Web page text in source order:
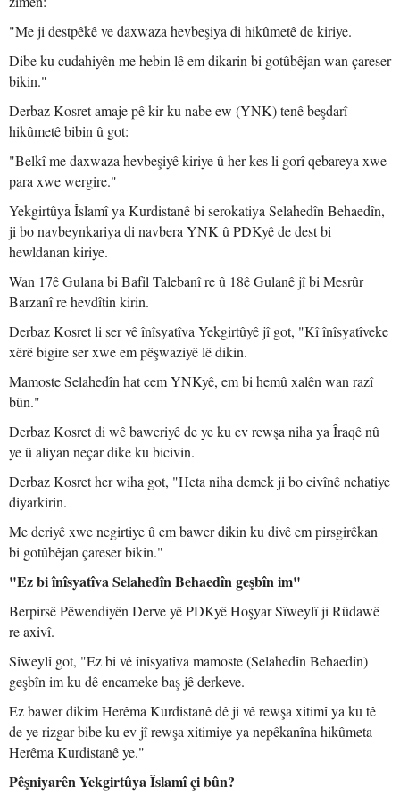
"Me ji destpêkê ve daxwaza hevbeşiya di hikûmetê de kiriye.
Dibe ku cudahiyên me hebin lê em dikarin bi gotûbêjan wan çareser
bikin."
Derbaz Kosret amaje pê kir ku nabe ew (YNK) tenê beşdarî
hikûmetê bibin û got:
"Belkî me daxwaza hevbeşiyê kiriye û her kes li gorî qebareya xwe
para xwe wergire."
Yekgirtûya Îslamî ya Kurdistanê bi serokatiya Selahedîn Behaedîn,
ji bo navbeynkariya di navbera YNK û PDKyê de dest bi
hewldanan kiriye.
Wan 17ê Gulana bi Bafil Talebanî re û 18ê Gulanê jî bi Mesrûr
Barzanî re hevdîtin kirin.
Derbaz Kosret li ser vê înîsyatîva Yekgirtûyê jî got, "Kî înîsyatîveke
xêrê bigire ser xwe em pêşwaziyê lê dikin.
Mamoste Selahedîn hat cem YNKyê, em bi hemû xalên wan razî
bûn."
Derbaz Kosret di wê baweriyê de ye ku ev rewşa niha ya Îraqê nû
ye û aliyan neçar dike ku bicivin.
Derbaz Kosret her wiha got, "Heta niha demek ji bo civînê nehatiye
diyarkirin.
Me deriyê xwe negirtiye û em bawer dikin ku divê em pirsgirêkan
bi gotûbêjan çareser bikin."
"Ez bi înîsyatîva Selahedîn Behaedîn geşbîn im"
Berpirsê Pêwendiyên Derve yê PDKyê Hoşyar Sîweylî ji Rûdawê
re axivî.
Sîweylî got, "Ez bi vê înîsyatîva mamoste (Selahedîn Behaedîn)
geşbîn im ku dê encameke baş jê derkeve.
Ez bawer dikim Herêma Kurdistanê dê ji vê rewşa xitimî ya ku tê
de ye rizgar bibe ku ev jî rewşa xitimiye ya nepêkanîna hikûmeta
Herêma Kurdistanê ye."
Pêşniyarên Yekgirtûya Îslamî çi bûn?